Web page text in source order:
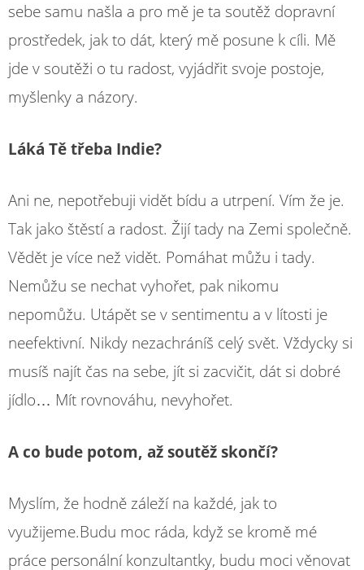
sebe samu našla a pro mě je ta soutěž dopravní
prostředek, jak to dát, který mě posune k cíli. Mě
jde v soutěži o tu radost, vyjádřit svoje postoje,
myšlenky a názory.
Láká Tě třeba Indie?
Ani ne, nepotřebuji vidět bídu a utrpení. Vím že je.
Tak jako štěstí a radost. Žijí tady na Zemi společně.
Vědět je více než vidět. Pomáhat můžu i tady.
Nemůžu se nechat vyhořet, pak nikomu
nepomůžu. Utápět se v sentimentu a v lítosti je
neefektivní. Nikdy nezachráníš celý svět. Vždycky si
musíš najít čas na sebe, jít si zacvičit, dát si dobré
jídlo… Mít rovnováhu, nevyhořet.
A co bude potom, až soutěž skončí?
Myslím, že hodně záleží na každé, jak to
využijeme.Budu moc ráda, když se kromě mé
práce personální konzultantky, budu moci věnovat